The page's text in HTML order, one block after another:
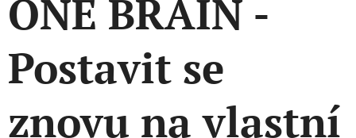
ONE BRAIN -
Postavit se
znovu na vlastní